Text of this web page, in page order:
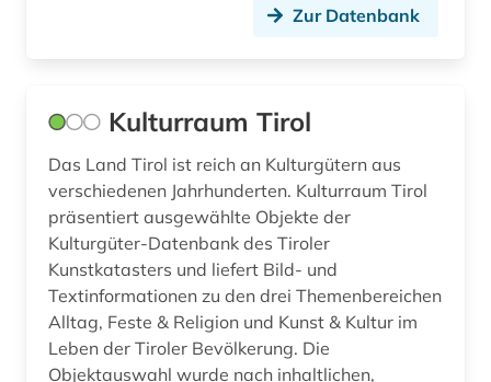
deutsches sprachgebiet (10)
deutsches volksliedarchiv (1)
deutschland (29)
deutschsprachiger raum (1)
dienstleistung (1)
dienstleistungsanbieter (1)
Zur Datenbank
Kulturraum Tirol
Das Land Tirol ist reich an Kulturgütern aus
verschiedenen Jahrhunderten. Kulturraum Tirol
präsentiert ausgewählte Objekte der
Kulturgüter-Datenbank des Tiroler
Kunstkatasters und liefert Bild- und
Textinformationen zu den drei Themenbereichen
Alltag, Feste & Religion und Kunst & Kultur im
Leben der Tiroler Bevölkerung. Die
Objektauswahl wurde nach inhaltlichen,